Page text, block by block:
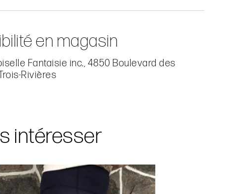
en magasin
Fantaisie inc., 4850 Boulevard des
Rivières
intéresser